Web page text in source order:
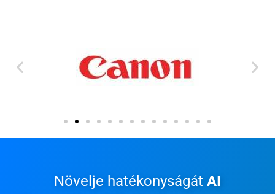
Növelje hatékonyságát AI